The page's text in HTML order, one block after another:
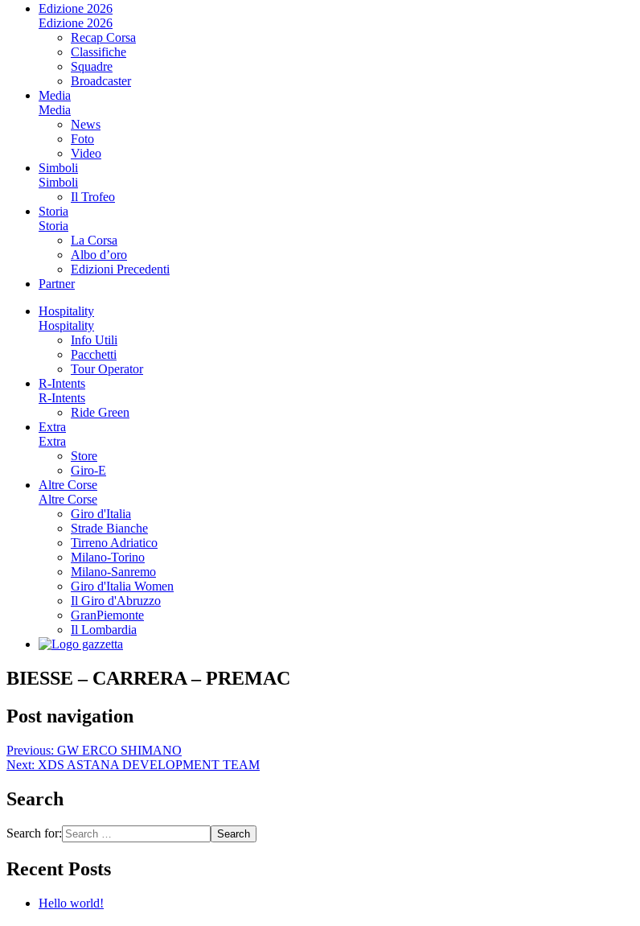
Edizione 2026
Edizione 2026
Recap Corsa
Classifiche
Squadre
Broadcaster
Media
Media
News
Foto
Video
Simboli
Simboli
Il Trofeo
Storia
Storia
La Corsa
Albo d’oro
Edizioni Precedenti
Partner
Hospitality
Hospitality
Info Utili
Pacchetti
Tour Operator
R-Intents
R-Intents
Ride Green
Extra
Extra
Store
Giro-E
Altre Corse
Altre Corse
Giro d'Italia
Strade Bianche
Tirreno Adriatico
Milano-Torino
Milano-Sanremo
Giro d'Italia Women
Il Giro d'Abruzzo
GranPiemonte
Il Lombardia
BIESSE – CARRERA – PREMAC
Post navigation
Previous: GW ERCO SHIMANO
Next: XDS ASTANA DEVELOPMENT TEAM
Search
Search for:
Recent Posts
Hello world!